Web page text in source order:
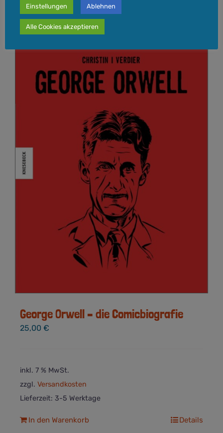
In den Warenkorb
George Orwell – die Comicbiografie
25,00 €
inkl. 7 % MwSt.
zzgl. Versandkosten
Lieferzeit: 3-5 Werktage
In den Warenkorb Details
Einstellungen Ablehnen
Alle Cookies akzeptieren